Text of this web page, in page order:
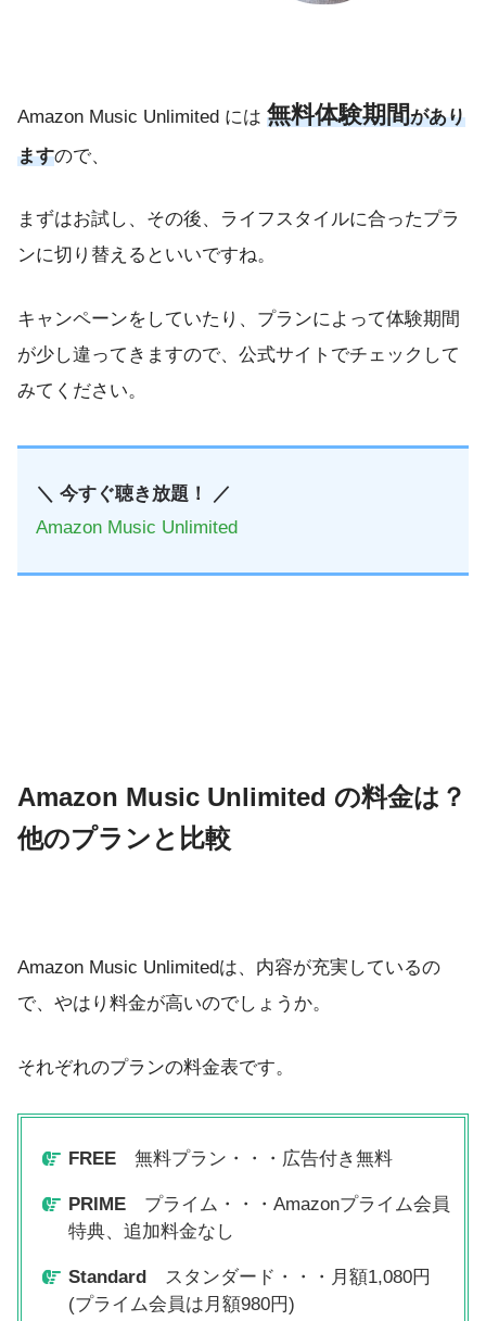
Amazon Music Unlimited には 無料体験期間があり
ますので、
まずはお試し、その後、ライフスタイルに合ったプラ
ンに切り替えるといいですね。
キャンペーンをしていたり、プランによって体験期間
が少し違ってきますので、公式サイトでチェックして
みてください。
＼ 今すぐ聴き放題！ ／
Amazon Music Unlimited
Amazon Music Unlimited の料金は？
他のプランと比較
Amazon Music Unlimitedは、内容が充実しているの
で、やはり料金が高いのでしょうか。
それぞれのプランの料金表です。
FREE無料プラン・・・広告付き無料
PRIMEプライム・・・Amazonプライム会員
特典、追加料金なし
Standard
スタンダード・・・月額1,080円
(プライム会員は月額980円)